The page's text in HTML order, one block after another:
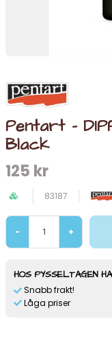
Pentart -
Black
125 kr
83187
- +
HOS PYSSELTAGEN
Snabb frakt!
Låga priser